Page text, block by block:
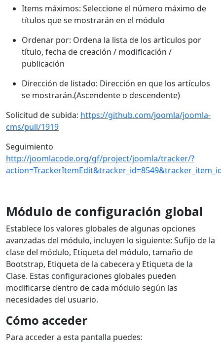
Items máximos: Seleccione el número máximo de
títulos que se mostrarán en el módulo
Ordenar por: Ordena la lista de los artículos por
título, fecha de creación / modificación /
publicación
Dirección de listado: Dirección en que los artículos
se mostrarán.(Ascendente o descendente)
Solicitud de subida: https://github.com/joomla/joomla-
cms/pull/1919
Seguimiento
http://joomlacode.org/gf/project/joomla/tracker/?
Módulo de configuración global
Establece los valores globales de algunas opciones
avanzadas del módulo, incluyen lo siguiente: Sufijo de la
clase del módulo, Etiqueta del módulo, tamaño de
Bootstrap, Etiqueta de la cabecera y Etiqueta de la
Clase. Estas configuraciones globales pueden
modificarse dentro de cada módulo según las
necesidades del usuario.
Cómo acceder
Para acceder a esta pantalla puedes: